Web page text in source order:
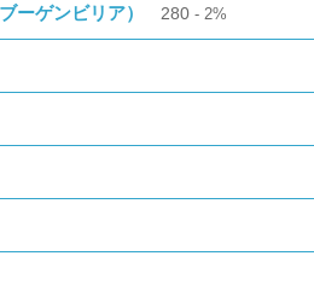
ーゲンビリア） 280 2%